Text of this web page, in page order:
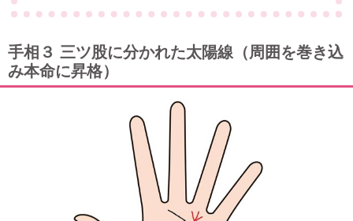
手相３ 三ツ股に分かれた太陽線（周囲を巻き込
み本命に昇格）